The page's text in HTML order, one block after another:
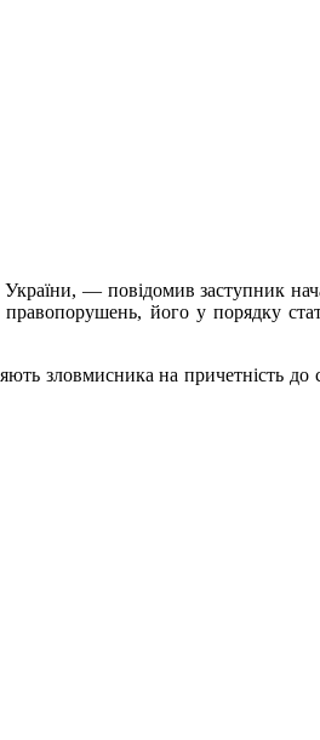
України, — повідомив заступник
його у порядку
зловмисника на причетність до